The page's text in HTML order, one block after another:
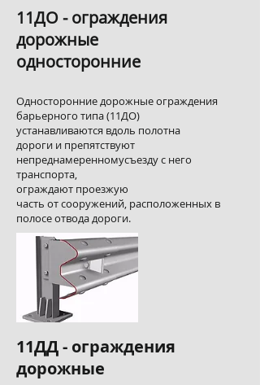
11ДО - ограждения
дорожные
односторонние
Односторонние дорожные ограждения
барьерного типа (11ДО)
устанавливаются вдоль полотна
дороги и препятствуют
непреднамеренномусъезду с него
транспорта,
ограждают проезжую
часть от сооружений, расположенных в
полосе отвода дороги.
11ДД - ограждения
дорожные